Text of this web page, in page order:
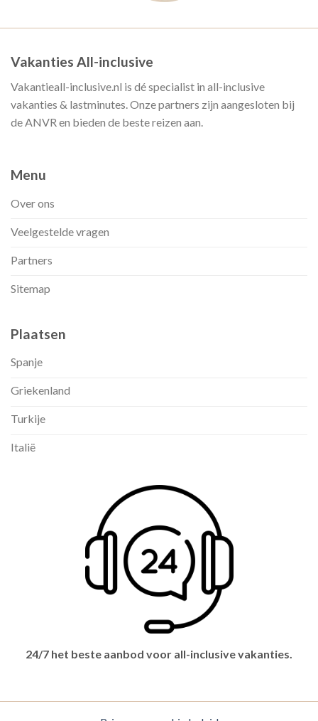
Vakanties All-inclusive
Vakantieall-inclusive.nl is dé specialist in all-inclusive
vakanties & lastminutes. Onze partners zijn aangesloten bij
de ANVR en bieden de beste reizen aan.
Menu
Over ons
Veelgestelde vragen
Partners
Sitemap
Plaatsen
Spanje
Griekenland
Turkije
Italië
24/7 het beste aanbod voor all-inclusive vakanties.